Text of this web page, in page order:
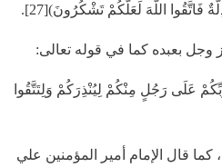
فَاتَّقُوا اللَّهَ لَعَلَّكُمْ تَشْكُرُونَ)[27].
عَلَى رَجُلٍ مِنْكُمْ لِيُنْذِرَكُمْ وَلِتَتَّقُوا
كما قال الإمام أمير المؤمنين علي